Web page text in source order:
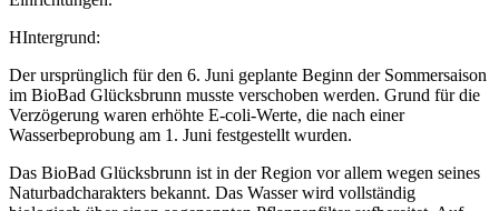
HIntergrund:
Der ursprünglich für den 6. Juni geplante Beginn der Sommersaison
im BioBad Glücksbrunn musste verschoben werden. Grund für die
Verzögerung waren erhöhte E-coli-Werte, die nach einer
Wasserbeprobung am 1. Juni festgestellt wurden.
Das BioBad Glücksbrunn ist in der Region vor allem wegen seines
Naturbadcharakters bekannt. Das Wasser wird vollständig